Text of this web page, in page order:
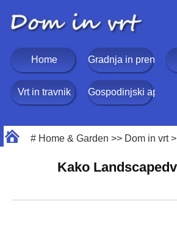
Home Gradnja in prenova
Vrt in travnik Gospodinjski aparati
# Home & Garden >> Dom in vrt>
Kako